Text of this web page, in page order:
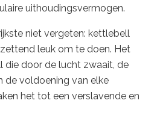
uithoudingsvermogen.
niet vergeten: kettlebell
leuk om te doen. Het
die door de lucht zwaait, de
de voldoening van elke
het tot een verslavende en